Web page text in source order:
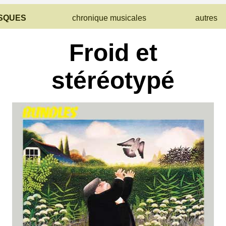
chronique musicales autres
Froid et
stéréotypé